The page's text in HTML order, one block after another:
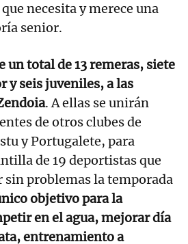
necesita y merece una
senior.
un total de 13 remeras, siete
y seis juveniles, a las
. A ellas se unirán
de otros clubes de
y Portugalete, para
de 19 deportistas que
problemas la temporada
objetivo para la
en el agua, mejorar día
entrenamiento a